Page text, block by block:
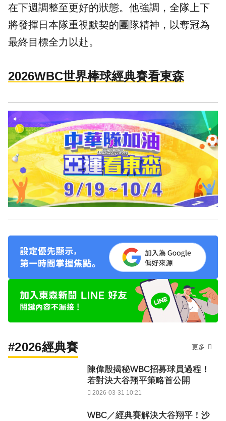
在下週調整至更好的狀態。他強調，全隊上下
將發揮日本隊重視默契的團隊精神，以奪冠為
最終目標全力以赴。
2026WBC世界棒球經典賽看東森
#2026經典賽 更多
陳偉殷揭秘WBC招募球員過程！
若對決大谷翔平策略首公開
2026-03-31 10:21
WBC／經典賽解決大谷翔平！沙